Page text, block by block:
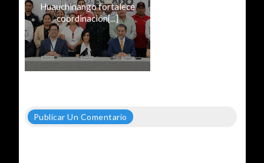
Huauchinango fortalece
coordinación[...]
Publicar Un Comentario